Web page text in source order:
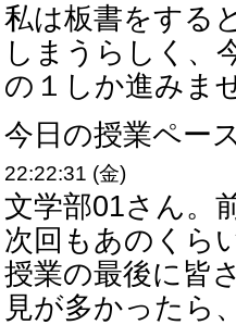
私は板書をする
しまうらしく、
の１しか進みま
今日の授業ペー
22:22:31 (金)
文学部01さん。
次回もあのくら
授業の最後に皆
見が多かったら